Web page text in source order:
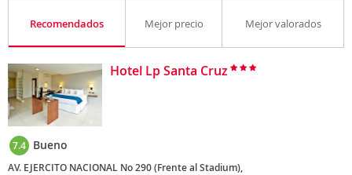
Recomendados Mejor precio Mejor valorados
Hotel Lp Santa Cruz
7.4 Bueno
AV. EJERCITO NACIONAL No 290 (Frente al Stadium),